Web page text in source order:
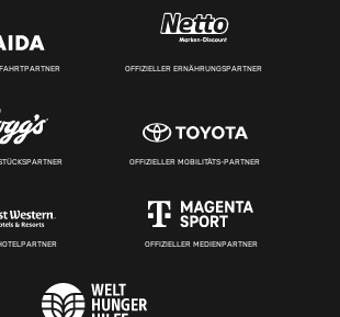
OFFIZIELLER ERNÄHRUNGSPARTNER
OFFIZIELLER MOBILITÄTS-PARTNER
OFFIZIELLER MEDIENPARTNER